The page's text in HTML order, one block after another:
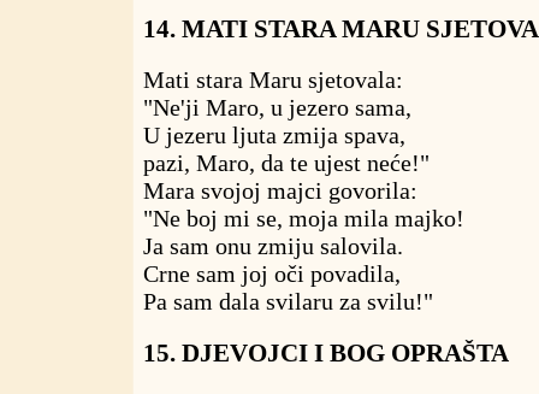
14. MATI STARA MARU
Mati stara Maru sjetovala:
"Ne'ji Maro, u jezero sama,
U jezeru ljuta zmija spava,
pazi, Maro, da te ujest neće!"
Mara svojoj majci govorila:
"Ne boj mi se, moja mila majko!
Ja sam onu zmiju salovila.
Crne sam joj oči povadila,
Pa sam dala svilaru za svilu!"
15. DJEVOJCI I BOG OPRAŠTA